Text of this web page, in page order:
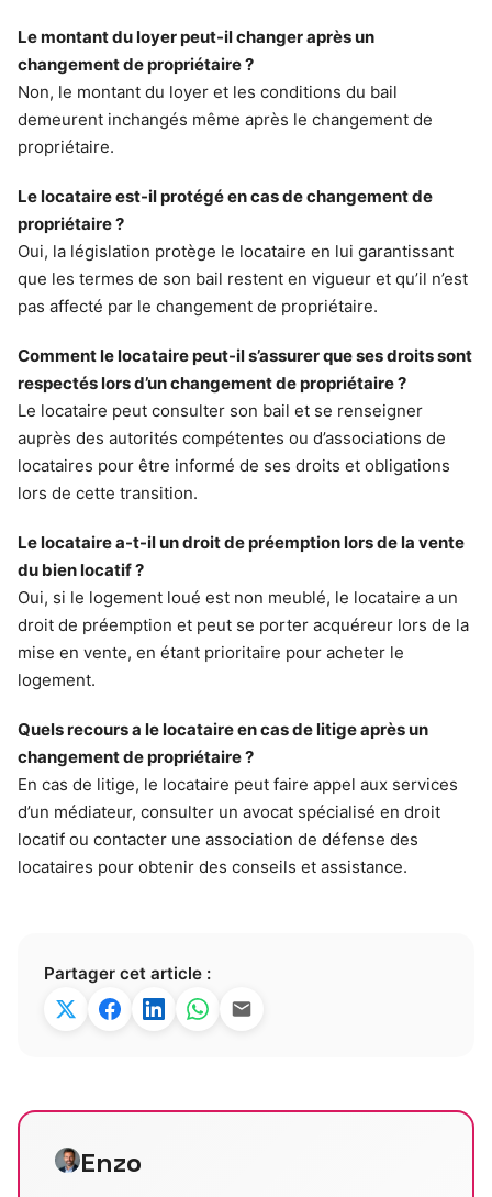
Le montant du loyer peut-il changer après un
changement de propriétaire ?
Non, le montant du loyer et les conditions du bail
demeurent inchangés même après le changement de
propriétaire.
Le locataire est-il protégé en cas de changement de
propriétaire ?
Oui, la législation protège le locataire en lui garantissant
que les termes de son bail restent en vigueur et qu’il n’est
pas affecté par le changement de propriétaire.
Comment le locataire peut-il s’assurer que ses droits sont
respectés lors d’un changement de propriétaire ?
Le locataire peut consulter son bail et se renseigner
auprès des autorités compétentes ou d’associations de
locataires pour être informé de ses droits et obligations
lors de cette transition.
Le locataire a-t-il un droit de préemption lors de la vente
du bien locatif ?
Oui, si le logement loué est non meublé, le locataire a un
droit de préemption et peut se porter acquéreur lors de la
mise en vente, en étant prioritaire pour acheter le
logement.
Quels recours a le locataire en cas de litige après un
changement de propriétaire ?
En cas de litige, le locataire peut faire appel aux services
d’un médiateur, consulter un avocat spécialisé en droit
locatif ou contacter une association de défense des
locataires pour obtenir des conseils et assistance.
Partager cet article :
Enzo